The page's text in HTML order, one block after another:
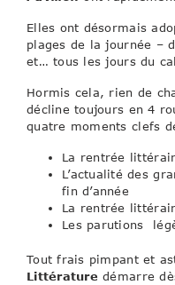
Elles ont désormais
plages de la journée –
et… tous les jours du
Hormis cela, rien de
décline toujours en 4
quatre moments clefs
La rentrée
L’actualité des
fin d’année
La rentrée
Les parutions
Tout frais pimpant et
Littérature démarre